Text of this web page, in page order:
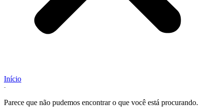
Início
-
Parece que não pudemos encontrar o que você está procurando.